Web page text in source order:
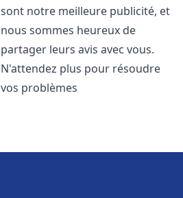
sont notre meilleure publicité, et
nous sommes heureux de
partager leurs avis avec vous.
N'attendez plus pour résoudre
vos problèmes